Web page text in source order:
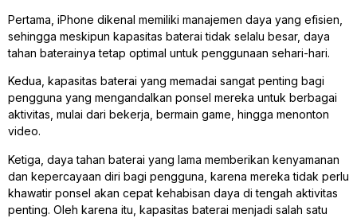
Pertama, iPhone dikenal memiliki manajemen daya yang efisien,
sehingga meskipun kapasitas baterai tidak selalu besar, daya
tahan baterainya tetap optimal untuk penggunaan sehari-hari.
Kedua, kapasitas baterai yang memadai sangat penting bagi
pengguna yang mengandalkan ponsel mereka untuk berbagai
aktivitas, mulai dari bekerja, bermain game, hingga menonton
video.
Ketiga, daya tahan baterai yang lama memberikan kenyamanan
dan kepercayaan diri bagi pengguna, karena mereka tidak perlu
khawatir ponsel akan cepat kehabisan daya di tengah aktivitas
penting. Oleh karena itu, kapasitas baterai menjadi salah satu